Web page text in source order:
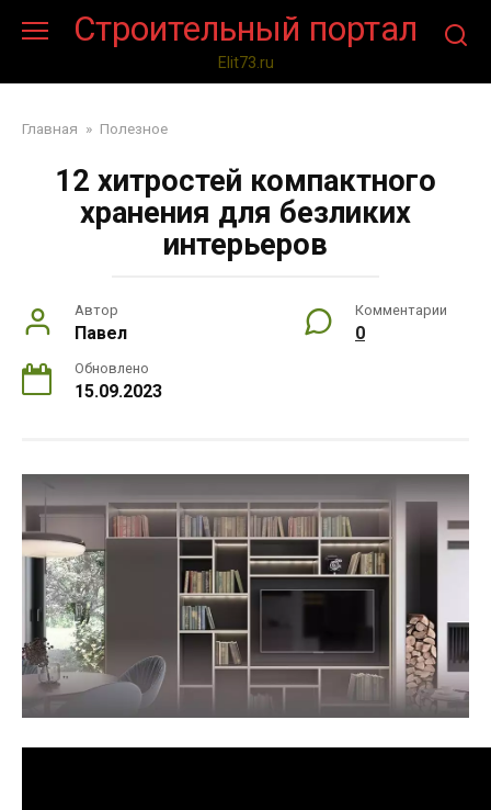
Строительный портал
Elit73.ru
Главная » Полезное
12 хитростей компактного
хранения для безликих
интерьеров
Автор
Павел
Комментарии
0
Обновлено
15.09.2023